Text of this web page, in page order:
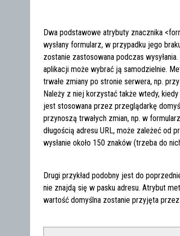
Dwa podstawowe atrybuty znacznika
wysłany formularz, w przypadku jego
zostanie zastosowana podczas
aplikacji może wybrać ją samodzielnie.
trwałe zmiany po stronie serwera, np.
Należy z niej korzystać także wtedy,
jest stosowana przez przeglądarkę
przynoszą trwałych zmian, np. w
długością adresu URL, może zależeć od
wysłanie około 150 znaków (trzeba do
Drugi przykład podobny jest do
nie znajdą się w pasku adresu. Atrybut
wartość domyślna zostanie przyjęta